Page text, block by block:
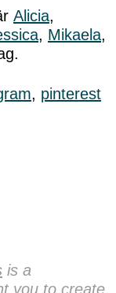
Alicia,
, Mikaela,
, pinterest
is a
you to create